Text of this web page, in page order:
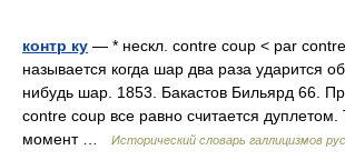
контр ку — * нескл. contre coup < par
называется когда шар два раза ударится
нибудь шар. 1853. Бакастов Бильярд 66.
contre coup все равно считается
момент …
Исторический словарь галлицизмов